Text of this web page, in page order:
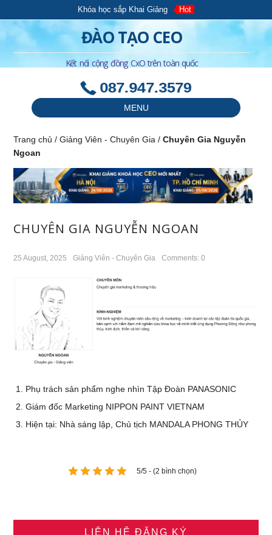
Khóa học sắp Khai Giảng Hot
ĐÀO TẠO CEO
Kết nối cộng đồng CxO trên toàn quốc
087.947.3579
MENU
Trang chủ /Giảng Viên - Chuyên Gia /Chuyên Gia Nguyễn
Ngoan
CHUYÊN GIA NGUYỄN NGOAN
25 August, 2025 Giảng Viên - Chuyên Gia Comments: 0
Phụ trách sản phẩm nghe nhìn Tập Đoàn PANASONIC
Giám đốc Marketing NIPPON PAINT VIETNAM
Hiện tại: Nhà sáng lập, Chủ tịch MANDALA PHONG THỦY
5/5 - (2 bình chọn)
LIÊN HỆ ĐĂNG KÝ